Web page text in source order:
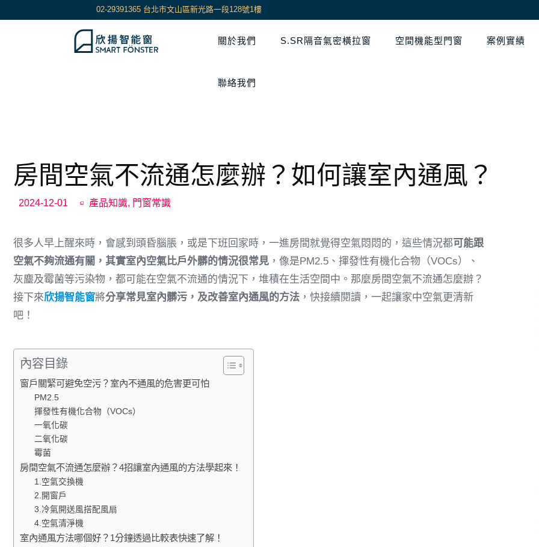
02-29391365 台北市文山區新光路一段128號1樓
關於我們 S.SR隔音氣密橫拉窗 空間機能型門窗 案例實績
聯絡我們
房間空氣不流通怎麼辦？如何讓室內通風？
2024-12-01 產品知識, 門窗常識
很多人早上醒來時，會感到頭昏腦脹，或是下班回家時，一進房間就覺得空氣悶悶的，這些情況都可能跟
空氣不夠流通有關，其實室內空氣比戶外髒的情況很常見 ，像是PM2.5、揮發性有機化合物（VOCs）、
灰塵及霉菌等污染物，都可能在空氣不流通的情況下，堆積在生活空間中。那麼房間空氣不流通怎麼辦？
接下來欣揚智能窗將分享常見室內髒污，及改善室內通風的方法 ，快接續閱讀，一起讓家中空氣更清新
吧！
內容目錄
窗戶關緊可避免空污？室內不通風的危害更可怕
PM2.5
揮發性有機化合物（VOCs）
一氧化碳
二氧化碳
霉菌
房間空氣不流通怎麼辦？4招讓室內通風的方法學起來！
1.空氣交換機
2.開窗戶
3.冷氣開送風搭配風扇
4.空氣清淨機
室內通風方法哪個好？1分鐘透過比較表快速了解！